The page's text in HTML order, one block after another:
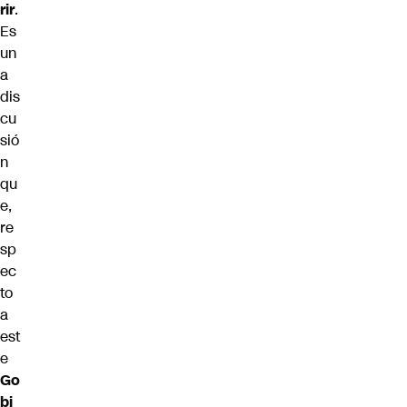
rir.
Es
un
a
dis
cu
sió
n
qu
e,
re
sp
ec
to
a
est
e
Go
bi